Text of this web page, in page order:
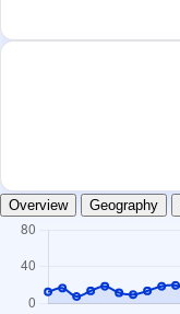
Overview Geography